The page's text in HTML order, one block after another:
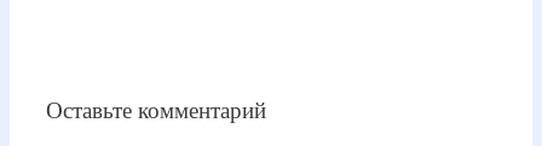
Оставьте комментарий